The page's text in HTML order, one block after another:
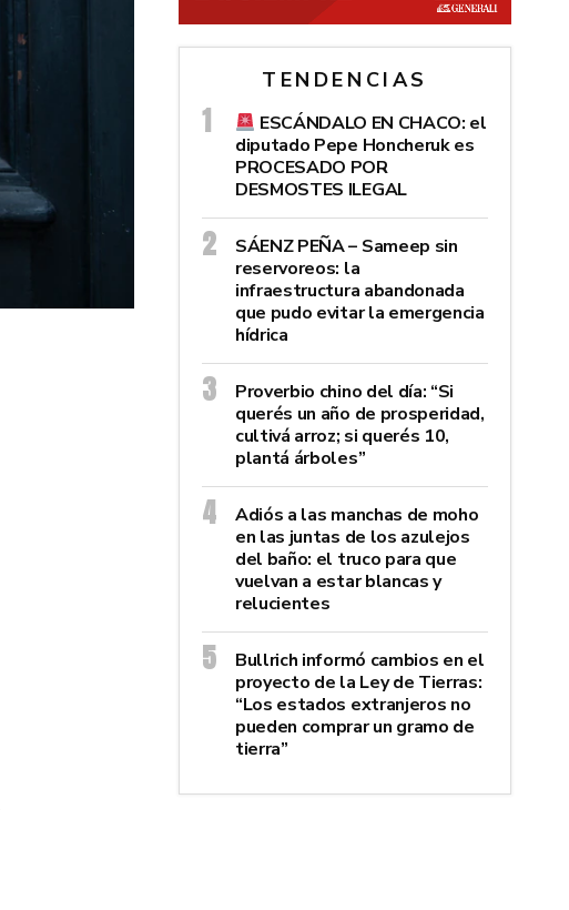
TENDENCIAS
ESCÁNDALO EN CHACO: el
diputado Pepe Honcheruk es
PROCESADO POR
DESMOSTES ILEGAL
SÁENZ PEÑA – Sameep sin
reservoreos: la
infraestructura abandonada
que pudo evitar la emergencia
hídrica
Proverbio chino del día: “Si
querés un año de prosperidad,
cultivá arroz; si querés 10,
plantá árboles”
Adiós a las manchas de moho
en las juntas de los azulejos
del baño: el truco para que
vuelvan a estar blancas y
relucientes
Bullrich informó cambios en el
proyecto de la Ley de Tierras:
“Los estados extranjeros no
pueden comprar un gramo de
tierra”